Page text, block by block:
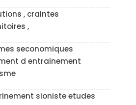
, craintes
,
seconomiques
d entrainement
sioniste etudes